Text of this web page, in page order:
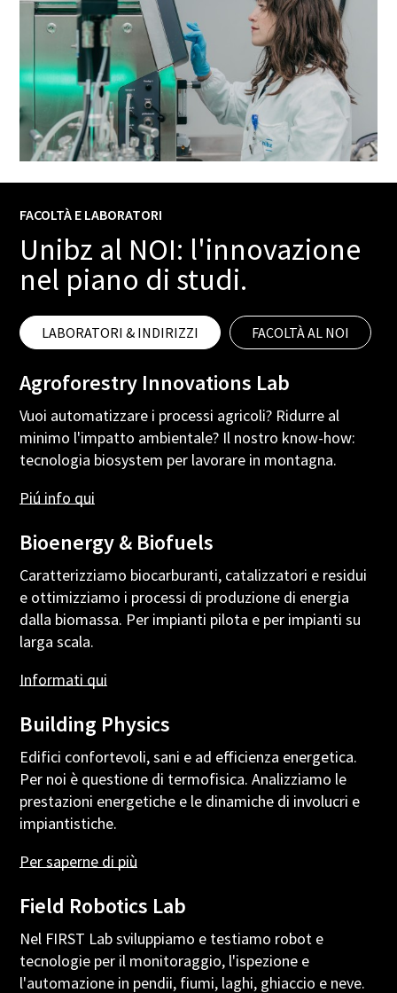
FACOLTÀ E LABORATORI
Unibz al NOI: l'innovazione
nel piano di studi.
LABORATORI & INDIRIZZI FACOLTÀ AL NOI
Agroforestry Innovations Lab
Vuoi automatizzare i processi agricoli? Ridurre al
minimo l'impatto ambientale? Il nostro know-how:
tecnologia biosystem per lavorare in montagna.
Piú info qui
Bioenergy & Biofuels
Caratterizziamo biocarburanti, catalizzatori e residui
e ottimizziamo i processi di produzione di energia
dalla biomassa. Per impianti pilota e per impianti su
larga scala.
Informati qui
Building Physics
Edifici confortevoli, sani e ad efficienza energetica.
Per noi è questione di termofisica. Analizziamo le
prestazioni energetiche e le dinamiche di involucri e
impiantistiche.
Persaperne di più
Field Robotics Lab
Nel FIRST Lab sviluppiamo e testiamo robot e
tecnologie per il monitoraggio, l'ispezione e
l'automazione in pendii, fiumi, laghi, ghiaccio e neve.